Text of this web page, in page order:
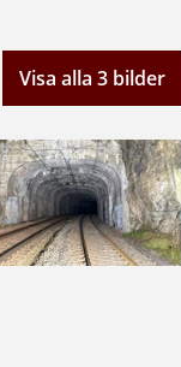
Visa alla 3 bilder